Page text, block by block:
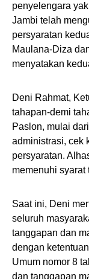
penyelengara
Jambi telah
persyaratan
Maulana-Diza
menyatakan
Deni Rahmat,
tahapan-demi
Paslon, mulai
administrasi, cek
persyaratan.
memenuhi syarat
Saat ini, Deni
seluruh
tanggapan dan
dengan
Umum nomor 8
dan tanggapan